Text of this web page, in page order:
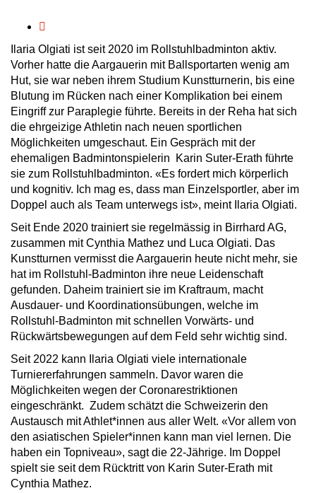
Ilaria Olgiati ist seit 2020 im Rollstuhlbadminton aktiv.
Vorher hatte die Aargauerin mit Ballsportarten wenig am
Hut, sie war neben ihrem Studium Kunstturnerin, bis eine
Blutung im Rücken nach einer Komplikation bei einem
Eingriff zur Paraplegie führte. Bereits in der Reha hat sich
die ehrgeizige Athletin nach neuen sportlichen
Möglichkeiten umgeschaut. Ein Gespräch mit der
ehemaligen Badmintonspielerin Karin Suter-Erath führte
sie zum Rollstuhlbadminton. «Es fordert mich körperlich
und kognitiv. Ich mag es, dass man Einzelsportler, aber im
Doppel auch als Team unterwegs ist», meint Ilaria Olgiati.
Seit Ende 2020 trainiert sie regelmässig in Birrhard AG,
zusammen mit Cynthia Mathez und Luca Olgiati. Das
Kunstturnen vermisst die Aargauerin heute nicht mehr, sie
hat im Rollstuhl-Badminton ihre neue Leidenschaft
gefunden. Daheim trainiert sie im Kraftraum, macht
Ausdauer- und Koordinationsübungen, welche im
Rollstuhl-Badminton mit schnellen Vorwärts- und
Rückwärtsbewegungen auf dem Feld sehr wichtig sind.
Seit 2022 kann Ilaria Olgiati viele internationale
Turniererfahrungen sammeln. Davor waren die
Möglichkeiten wegen der Coronarestriktionen
eingeschränkt. Zudem schätzt die Schweizerin den
Austausch mit Athlet*innen aus aller Welt. «Vor allem von
den asiatischen Spieler*innen kann man viel lernen. Die
haben ein Topniveau», sagt die 22-Jährige. Im Doppel
spielt sie seit dem Rücktritt von Karin Suter-Erath mit
Cynthia Mathez.